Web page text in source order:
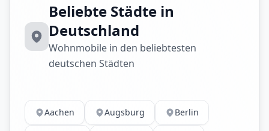
Beliebte Städte in
Deutschland
Wohnmobile in den beliebtesten
deutschen Städten
Aachen Augsburg Berlin